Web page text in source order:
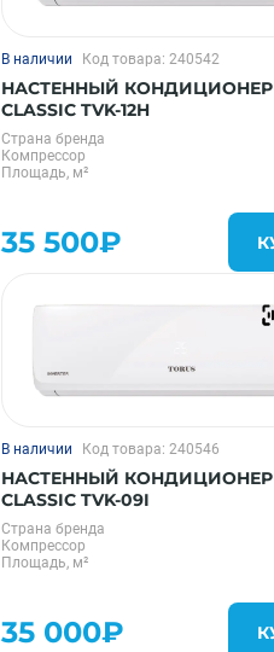
В наличии Код товара: 240542
НАСТЕННЫЙ КОНДИЦИОНЕР
CLASSIC TVK-12H
Страна бренда
Компрессор
Площадь, м²
35 500₽
В наличии Код товара: 240546
НАСТЕННЫЙ КОНДИЦИОНЕР
CLASSIC TVK-09I
Страна бренда
Компрессор
Площадь, м²
35 000₽